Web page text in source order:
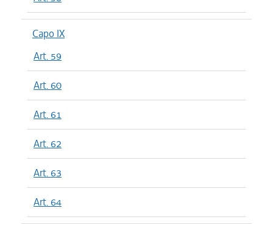
Capo IX
Art. 59
Art. 60
Art. 61
Art. 62
Art. 63
Art. 64